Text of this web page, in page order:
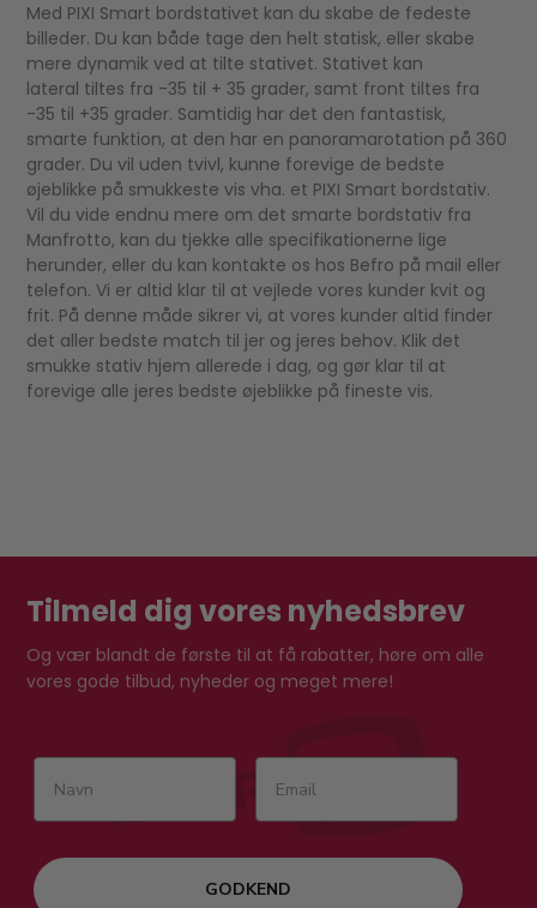
Med PIXI Smart bordstativet kan du skabe de fedeste
billeder. Du kan både tage den helt statisk, eller skabe
mere dynamik ved at tilte stativet. Stativet kan
lateral tiltes fra -35 til + 35 grader, samt front tiltes fra
-35 til +35 grader. Samtidig har det den fantastisk,
smarte funktion, at den har en panoramarotation på 360
grader. Du vil uden tvivl, kunne forevige de bedste
øjeblikke på smukkeste vis vha. et PIXI Smart bordstativ.
Vil du vide endnu mere om det smarte bordstativ fra
Manfrotto, kan du tjekke alle specifikationerne lige
herunder, eller du kan kontakte os hos Befro på mail eller
telefon. Vi er altid klar til at vejlede vores kunder kvit og
frit. På denne måde sikrer vi, at vores kunder altid finder
det aller bedste match til jer og jeres behov. Klik det
smukke stativ hjem allerede i dag, og gør klar til at
forevige alle jeres bedste øjeblikke på fineste vis.
Tilmeld dig vores nyhedsbrev
Og vær blandt de første til at få rabatter, høre om alle
vores gode tilbud, nyheder og meget mere!
GODKEND